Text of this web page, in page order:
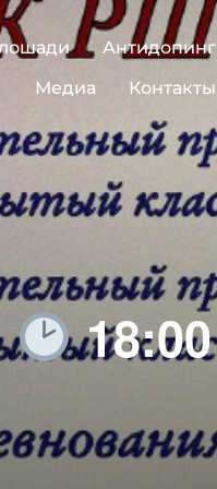
Антидопинг
Медиа
Контакты
18:00